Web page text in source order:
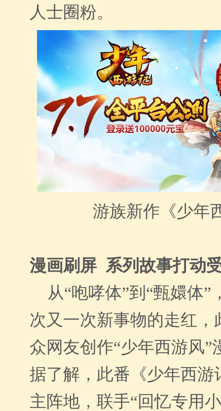
人士圈粉。
游族新作《少年
漫画刷屏 系列故事打动
从“咆哮体”到“甄嬛体”
次又一次新事物的走红，
众网友创作“少年西游风”
据了解，此番《少年西游
主阵地，联手“回忆专用